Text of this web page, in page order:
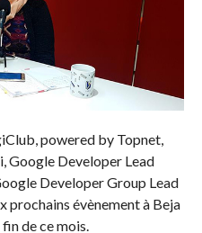
powered by Topnet,
Google Developer Lead
Developer Group Lead
prochains évènement à Beja
de ce mois.